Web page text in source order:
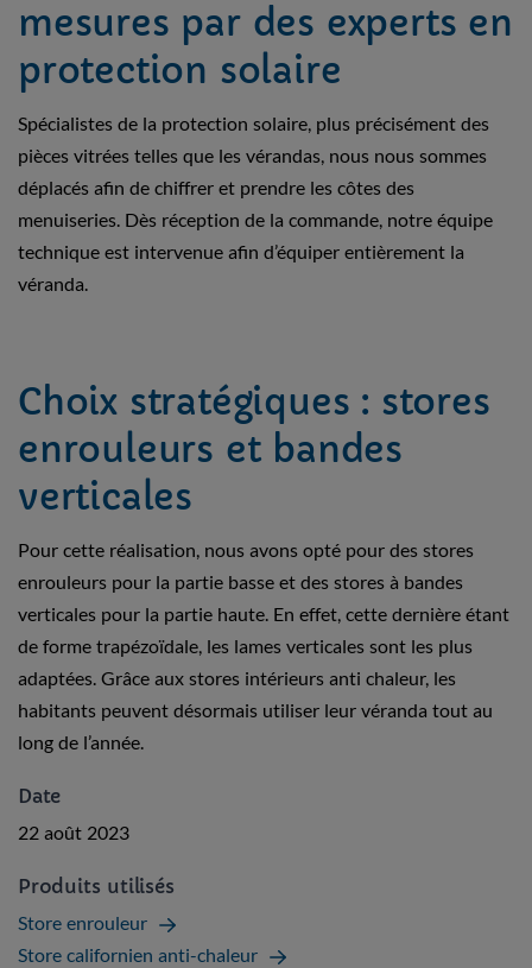
mesures par des experts en
protection solaire
Spécialistes de la protection solaire, plus précisément des
pièces vitrées telles que les vérandas, nous nous sommes
déplacés afin de chiffrer et prendre les côtes des
menuiseries. Dès réception de la commande, notre équipe
technique est intervenue afin d’équiper entièrement la
véranda.
Choix stratégiques : stores
enrouleurs et bandes
verticales
Pour cette réalisation, nous avons opté pour des stores
enrouleurs pour la partie basse et des stores à bandes
verticales pour la partie haute. En effet, cette dernière étant
de forme trapézoïdale, les lames verticales sont les plus
adaptées. Grâce aux stores intérieurs anti chaleur, les
habitants peuvent désormais utiliser leur véranda tout au
long de l’année.
Date
22 août 2023
Produits utilisés
Store enrouleur
Store californien anti-chaleur